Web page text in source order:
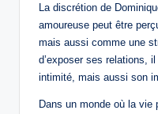
La discrétion de
amoureuse peut être
mais aussi comme une
d’exposer ses relations,
intimité, mais aussi son
Dans un monde où la